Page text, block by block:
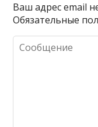
Ваш адрес email
Обязательные